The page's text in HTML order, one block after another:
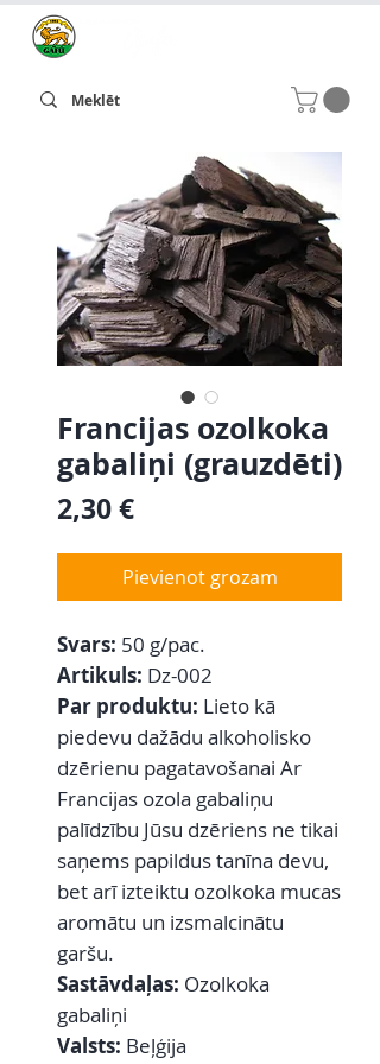
Francijas ozolkoka
gabaliņi (grauzdēti)
2,30 €Cena
Pievienot grozam
Svars: 50 g/pac.
Artikuls: Dz-002
Par produktu: Lieto kā
piedevu dažādu alkoholisko
dzērienu pagatavošanai Ar
Francijas ozola gabaliņu
palīdzību Jūsu dzēriens ne tikai
saņems papildus tanīna devu,
bet arī izteiktu ozolkoka mucas
aromātu un izsmalcinātu
garšu.
Sastāvdaļas: Ozolkoka
gabaliņi
Valsts: Beļģija